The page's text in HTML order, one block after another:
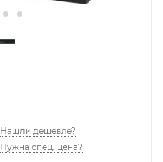
Нашли дешевле?
Нужна спец. цена?